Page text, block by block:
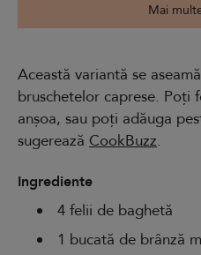
Mai
Această variantă se
bruschetelor caprese. Poți
anșoa, sau poți adăuga
sugerează CookBuzz.
Ingrediente
4 felii de baghetă
1 bucată de brânză